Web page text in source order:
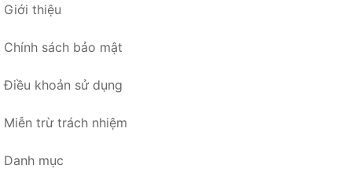
Giới thiệu
Chính sách bảo mật
Điều khoản sử dụng
Miễn trừ trách nhiệm
Danh mục